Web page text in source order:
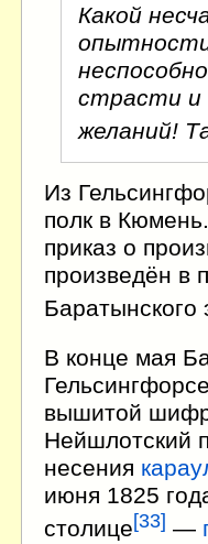
Какой
страсти и
желаний!
Из
полк в
приказ о
произведён в
В конце мая
вышитой
Нейшлотский
несения
июня 1825
столице[33] —